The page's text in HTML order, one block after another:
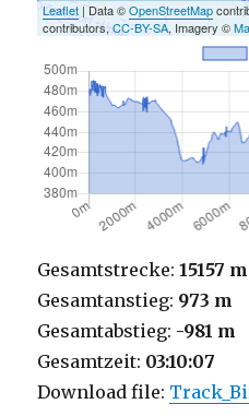
Leaflet | Data ©OpenStreetMap
contributors,CC-BY-SA, Imagery ©
Gesamtstrecke: 15157 m
Gesamtanstieg: 973 m
Gesamtabstieg: -981 m
Gesamtzeit: 03:10:07
Download file: